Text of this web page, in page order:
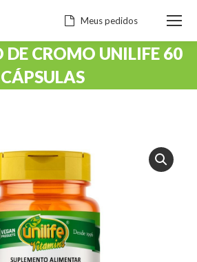
Meus pedidos
CROMO UNILIFE 60
CÁPSULAS